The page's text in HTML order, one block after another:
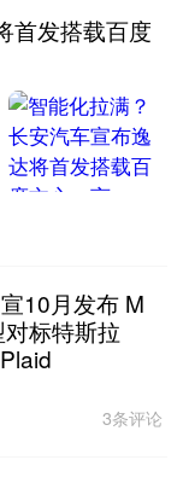
首发搭载百度
10月发布 M
标特斯拉
3条评论